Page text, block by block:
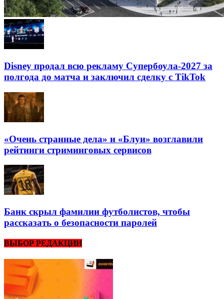
Disney продал всю рекламу Супербоула-2027 за
полгода до матча и заключил сделку с TikTok
«Очень странные дела» и «Блуи» возглавили
рейтинги стриминговых сервисов
Банк скрыл фамилии футболистов, чтобы
рассказать о безопасности паролей
ВЫБОР РЕДАКЦИИ